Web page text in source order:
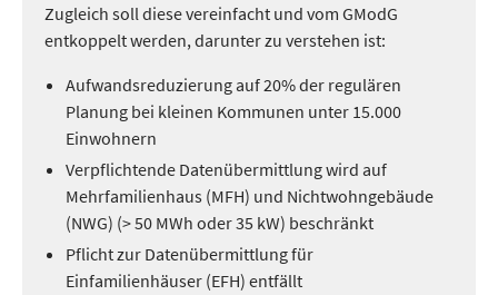
Zugleich soll diese vereinfacht und vom GModG
entkoppelt werden, darunter zu verstehen ist:
Aufwandsreduzierung auf 20% der regulären
Planung bei kleinen Kommunen unter 15.000
Einwohnern
Verpflichtende Datenübermittlung wird auf
Mehrfamilienhaus (MFH) und Nichtwohngebäude
(NWG) (> 50 MWh oder 35 kW) beschränkt
Pflicht zur Datenübermittlung für
Einfamilienhäuser (EFH) entfällt